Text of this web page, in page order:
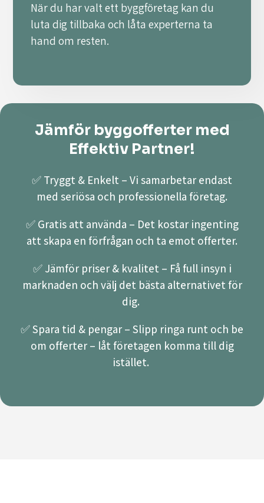
När du har valt ett byggföretag kan du
luta dig tillbaka och låta experterna ta
hand om resten.
Jämför byggofferter med
Effektiv Partner!
✅ Tryggt & Enkelt – Vi samarbetar endast
med seriösa och professionella företag.
✅ Gratis att använda – Det kostar ingenting
att skapa en förfrågan och ta emot offerter.
✅ Jämför priser & kvalitet – Få full insyn i
marknaden och välj det bästa alternativet för
dig.
✅ Spara tid & pengar – Slipp ringa runt och be
om offerter – låt företagen komma till dig
istället.